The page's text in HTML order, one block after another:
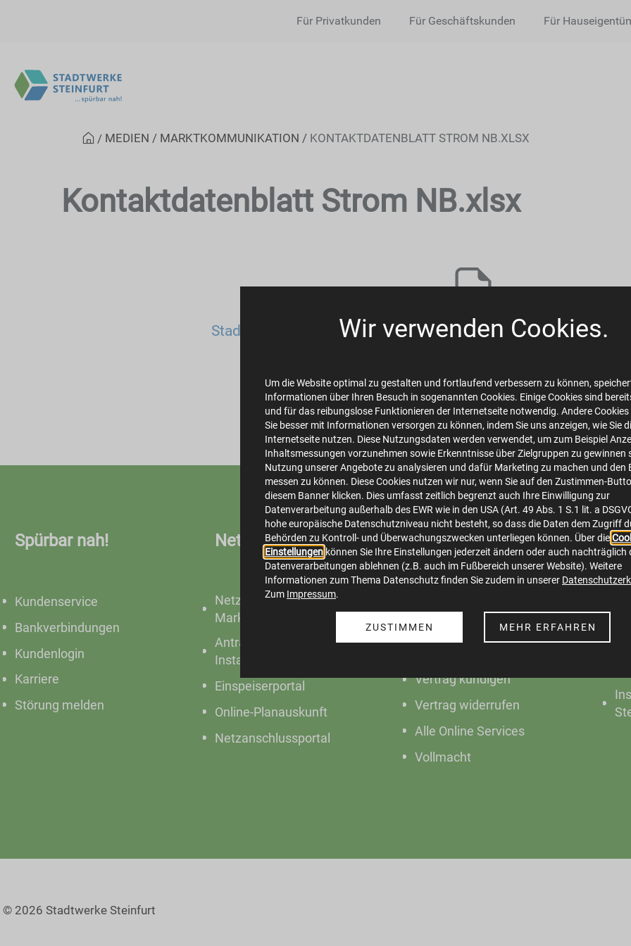
Wir verwenden Cookies.
Um die Website optimal zu gestalten und fortlaufend verbessern zu können,
Informationen über Ihren Besuch in sogenannten Cookies. Einige Cookies sind
und für das reibungslose Funktionieren der Internetseite notwendig. Andere Cookies
Sie besser mit Informationen versorgen zu können, indem Sie uns anzeigen, wie Sie
Internetseite nutzen. Diese Nutzungsdaten werden verwendet, um zum Beispiel
Inhaltsmessungen vorzunehmen sowie Erkenntnisse über Zielgruppen zu gewinnen
Nutzung unserer Angebote zu analysieren und dafür Marketing zu machen und den
messen zu können. Diese Cookies nutzen wir nur, wenn Sie auf den Zustimmen-
diesem Banner klicken. Dies umfasst zeitlich begrenzt auch Ihre Einwilligung zur
Datenverarbeitung außerhalb des EWR wie in den USA (Art. 49 Abs. 1 S.1 lit. a
hohe europäische Datenschutzniveau nicht besteht, so dass die Daten dem Zugriff
Behörden zu Kontroll- und Überwachungszwecken unterliegen können. Über die
Einstellungen können Sie Ihre Einstellungen jederzeit ändern oder auch nachträglich
Datenverarbeitungen ablehnen (z.B. auch im Fußbereich unserer Website). Weitere
Informationen zum Thema Datenschutz finden Sie zudem in unserer
Zum Impressum.
ZUSTIMMEN MEHR ERFAHREN
Für Privatkunden Für Geschäftskunden Für
MEDIEN MARKTKOMMUNIKATION KONTAKTDATENBLATT STROM NB.XLSX
Kontaktdatenblatt Strom NB.xlsx
Stadtwerke Steinfurt GmbH_Kontaktdatenblatt Strom
Herunterladen
Spürbar nah!
Kundenservice
Bankverbindungen
Kundenlogin
Karriere
Störung melden
Netze
Netze &
Marktkommunikation
Anträge für
Installateure
Einspeiserportal
Online-Planauskunft
Netzanschlussportal
Online Service
Abmeldung
Vertrag kündigen
Vertrag widerrufen
Alle Online Services
Vollmacht
© 2026 Stadtwerke Steinfurt